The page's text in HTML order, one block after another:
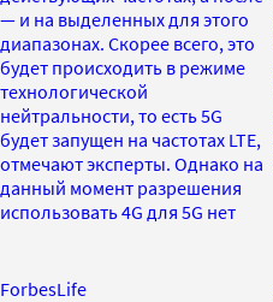
— и на выделенных для этого
диапазонах. Скорее всего, это
будет происходить в режиме
технологической
нейтральности, то есть 5G
будет запущен на частотах LTE,
отмечают эксперты. Однако на
данный момент разрешения
использовать 4G для 5G нет
ForbesLife